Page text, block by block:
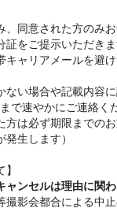
、同意された方のみ
をご提示いただき
ャリアメールを避
い場合や記載内容
まで速やかにご連絡く
は必ず期限までの
生します）
ンセルは理由に関
影会都合による中